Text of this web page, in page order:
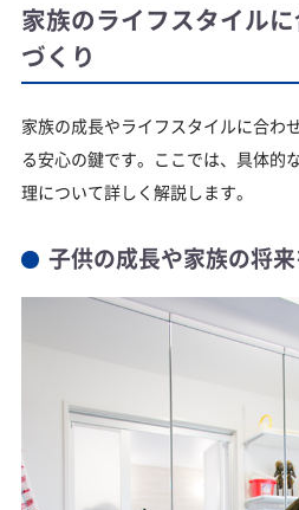
家族のライフスタイル
づくり
家族の成長やライフスタイルに合わ
る安心の鍵です。ここでは、具体的
理について詳しく解説します。
子供の成長や家族の将